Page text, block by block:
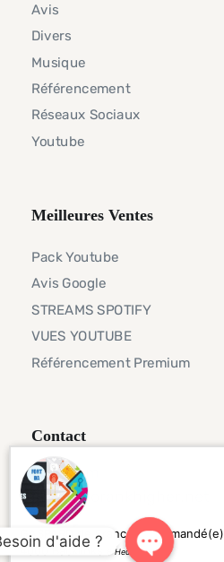
Avis
Divers
Musique
Référencement
Réseaux Sociaux
Youtube
Meilleures Ventes
Pack Youtube
Avis Google
STREAMS SPOTIFY
VUES YOUTUBE
Référencement Premium
Contact
Telegram
info@seorankhigher.net
GASPARD de France a commandé(e)
4000 Backlinks
6 Heures ago
d'aide ?